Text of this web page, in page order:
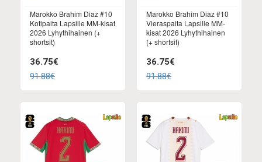
Marokko Brahim Diaz #10
Kotipaita Lapsille MM-kisat
2026 Lyhythihainen (+
shortsit)
36.75€
91.88€
Marokko Brahim Diaz #10
Vieraspaita Lapsille MM-
kisat 2026 Lyhythihainen
(+ shortsit)
36.75€
91.88€